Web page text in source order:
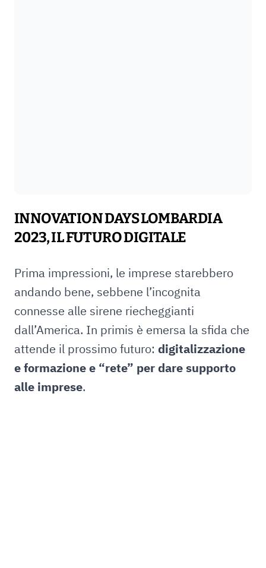
INNOVATION DAYS LOMBARDIA
2023, IL FUTURO DIGITALE
Prima impressioni, le imprese starebbero
andando bene, sebbene l’incognita
connesse alle sirene riecheggianti
dall’America. In primis è emersa la sfida che
attende il prossimo futuro: digitalizzazione
e formazione e “rete” per dare supporto
alle imprese.